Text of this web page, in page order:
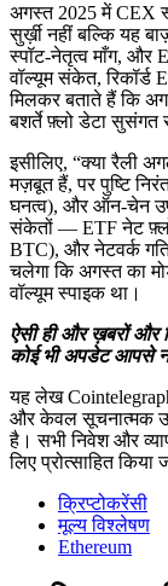
अगस्त 2025 में CEX
सुर्ख़ी नहीं बल्कि यह
स्पॉट-नेतृत्व माँग, और
वॉल्यूम संकेत,
मिलकर बताते हैं कि
बशर्ते फ़्लो डेटा सुसंगत
इसीलिए, “क्या रैली
मज़बूत हैं, पर पुष्टि
घनत्व), और ऑन-चेन
संकेतों — ETF नेट
BTC), और नेटवर्क
चलेगा कि अगस्त का
वॉल्यूम स्पाइक था।
ऐसी ही और ख़बरों और
कोई भी अपडेट आपसे
यह लेख
और केवल सूचनात्मक
है। सभी निवेश और
लिए प्रोत्साहित किया
क्रिप्टोकरेंसी
मूल्य विश्लेषण
Ethereum